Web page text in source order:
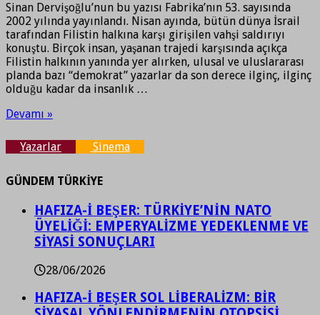
Sinan Dervişoğlu’nun bu yazısı Fabrika’nın 53. sayısında
2002 yılında yayınlandı. Nisan ayında, bütün dünya İsrail
tarafından Filistin halkına karşı girişilen vahşi saldırıyı
konuştu. Birçok insan, yaşanan trajedi karşısında açıkça
Filistin halkının yanında yer alırken, ulusal ve uluslararası
planda bazı “demokrat” yazarlar da son derece ilginç, ilginç
olduğu kadar da insanlık …
Devamı »
Yazarlar Sinema
GÜNDEM TÜRKİYE
HAFIZA-İ BEŞER: TÜRKİYE’NİN NATO
ÜYELİĞİ: EMPERYALİZME YEDEKLENME VE
SİYASİ SONUÇLARI
28/06/2026
HAFIZA-İ BEŞER SOL LİBERALİZM: BİR